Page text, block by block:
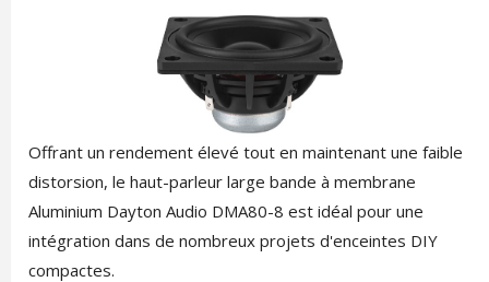
Offrant un rendement élevé tout en maintenant une faible
distorsion, le haut-parleur large bande à membrane
Aluminium Dayton Audio DMA80-8 est idéal pour une
intégration dans de nombreux projets d'enceintes DIY
compactes.